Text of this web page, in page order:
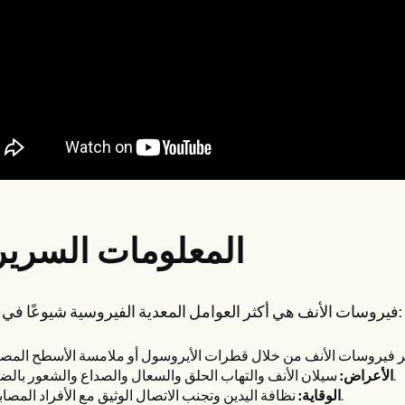
المعلومات
فيروسات الأنف هي أكثر العوامل المعدية الفيروسية شيوعًا في البشر:
الأعراض:سيلان الأنف والتهاب الحلق والسعال والصداع والشعور بالضيق.
الوقاية:نظافة اليدين وتجنب الاتصال الوثيق مع الأفراد المصابين.